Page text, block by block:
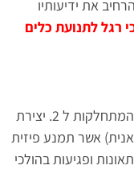
את ידיעותיו
רגל לתנועת כלים
הפרדה שכזאת ניתן לעשות במגוון דרכים המתחלקות ל 2. יצירת
אשר תמנע פיזית
ופגיעות בהולכי